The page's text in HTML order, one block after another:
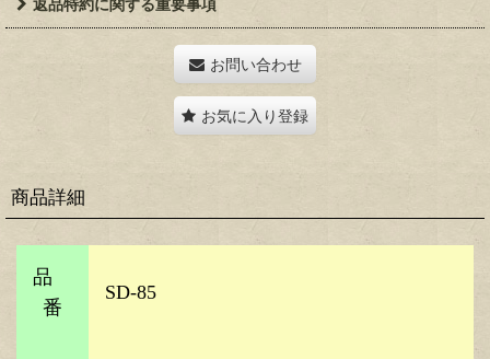
返品特約に関する重要事項
お問い合わせ
お気に入り登録
商品詳細
品
番
SD-85